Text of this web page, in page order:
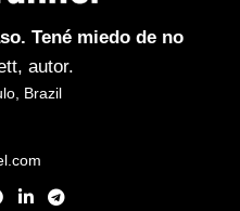
Tené miedo de no
autor.
Brazil